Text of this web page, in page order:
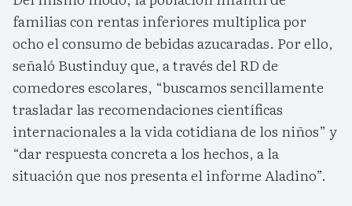
familias con rentas inferiores multiplica por
ocho el consumo de bebidas azucaradas. Por ello,
señaló Bustinduy que, a través del RD de
comedores escolares, “buscamos sencillamente
trasladar las recomendaciones científicas
internacionales a la vida cotidiana de los niños” y
“dar respuesta concreta a los hechos, a la
situación que nos presenta el informe Aladino”.